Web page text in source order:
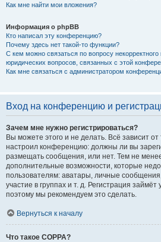
Как мне найти мои вложения?
Информация о phpBB
Кто написал эту конференцию?
Почему здесь нет такой-то функции?
С кем можно связаться по вопросу некорректного
юридических вопросов, связанных с этой
Как мне связаться с администратором
Вход на конференцию и
Зачем мне нужно регистрироваться?
Вы можете этого и не делать. Всё зависит от
настроил конференцию: должны ли вы
размещать сообщения, или нет. Тем не
дополнительные возможности, которые
пользователям: аватары, личные
участие в группах и т. д. Регистрация займёт
поэтому мы рекомендуем это сделать.
Вернуться к началу
Что такое COPPA?